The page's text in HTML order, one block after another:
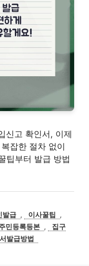
고 확인서, 이제
잡한 절차 없이
팁부터 발급 방법
발급 , 이사꿀팁
,
민등록등본 ,
집구
발급방법